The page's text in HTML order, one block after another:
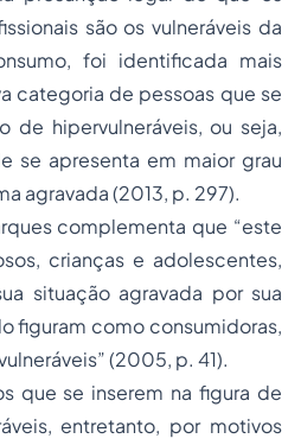
são os vulneráveis da
foi identificada mais
categoria de pessoas que se
de hipervulneráveis, ou seja,
se apresenta em maior grau
agravada (2013, p. 297).
complementa que “este
crianças e adolescentes,
situação agravada por sua
figuram como consumidoras,
(2005, p. 41).
que se inserem na figura de
entretanto, por motivos